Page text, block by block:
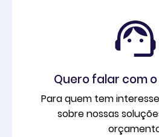
Quero falar com
Para quem tem
sobre nossas